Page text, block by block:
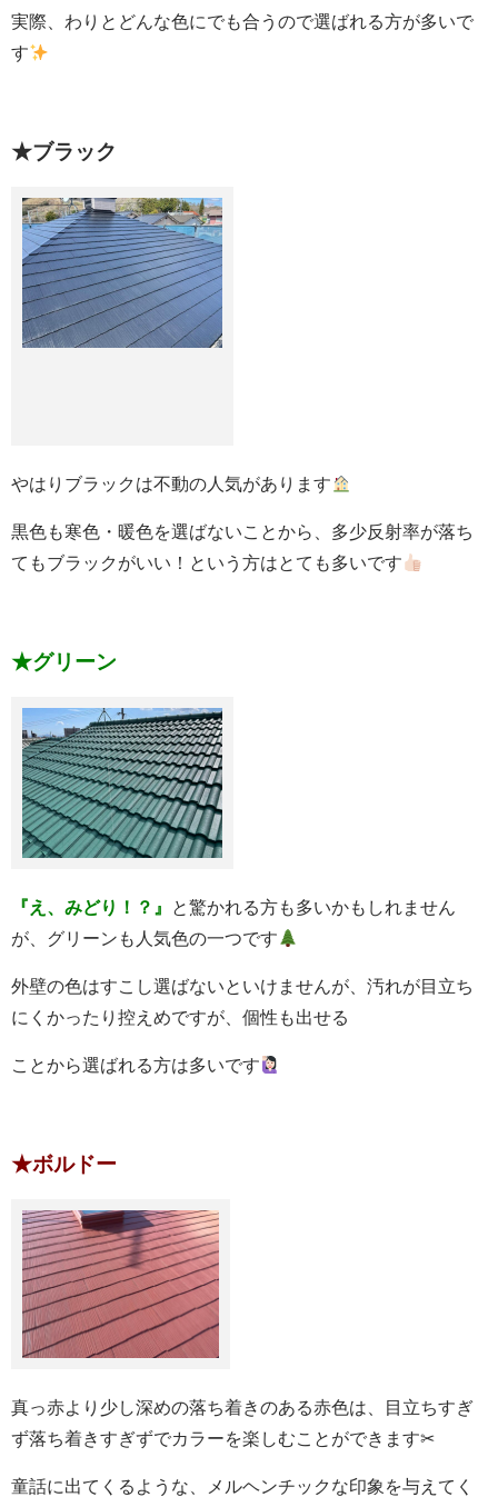
実際、わりとどんな色にでも合うので選ばれる方が多いで
す
★ブラック
やはりブラックは不動の人気があります
黒色も寒色・暖色を選ばないことから、多少反射率が落ち
てもブラックがいい！という方はとても多いです
★グリーン
『え、みどり！？』
と驚かれる方も多いかもしれません
が、グリーンも人気色の一つです
外壁の色はすこし選ばないといけませんが、汚れが目立ち
にくかったり控えめですが、個性も出せる
ことから選ばれる方は多いです
★ボルドー
真っ赤より少し深めの落ち着きのある赤色は、目立ちすぎ
ず落ち着きすぎずでカラーを楽しむことができます✂
童話に出てくるような、メルヘンチックな印象を与えてく